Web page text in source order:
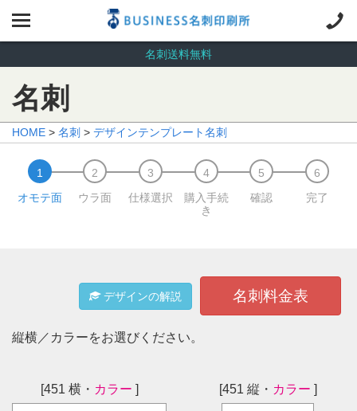
名刺送料無料
名刺
HOME > 名刺 > デザインテンプレート名刺
オモテ面 ウラ面 仕様選択
購入手続
き
確認 完了
デザインの解説 名刺料金表
縦横／カラーをお選びください。
[451 横・ カラー ] [451 縦・ カラー ]